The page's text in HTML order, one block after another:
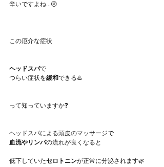
辛いですよね...😣
この厄介な症状
ヘッドスパで
つらい症状を緩和できる♨️
って知っていますか❓
ヘッドスパによる頭皮のマッサージで
血流やリンパの流れが良くなると
低下していたセロトニンが正常に分泌されます🌿